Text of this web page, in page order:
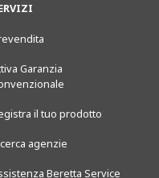
Garanzia
il tuo prodotto
agenzie
Beretta Service